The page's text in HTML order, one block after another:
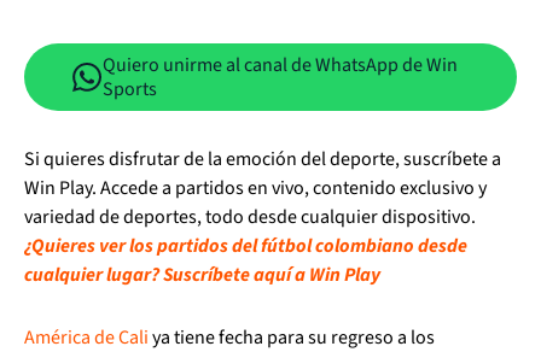
Quiero unirme al canal de WhatsApp de Win
Sports
Si quieres disfrutar de la emoción del deporte, suscríbete a
Win Play. Accede a partidos en vivo, contenido exclusivo y
variedad de deportes, todo desde cualquier dispositivo.
¿Quieres ver los partidos del fútbol colombiano desde
cualquier lugar? Suscríbete aquí a Win Play
América de Caliya tiene fecha para su regreso a los